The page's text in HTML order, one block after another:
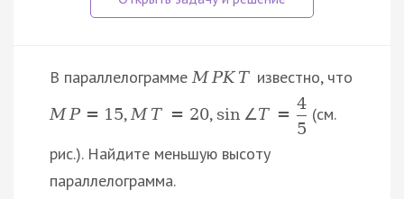
В параллелограммеM PK T известно, что
M P = 15,M T = 20, sin ∠T =
4
5
(см.
рис.). Найдите меньшую высоту
параллелограмма.